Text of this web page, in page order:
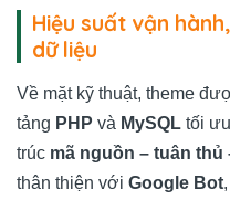
Hiệu suất vận
dữ liệu
Về mặt kỹ thuật, theme
tảng PHP và MySQL tối
trúc mã nguồn – tuân thủ
thân thiện với Google Bot